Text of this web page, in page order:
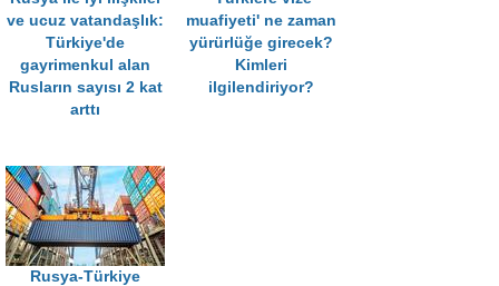
ve ucuz vatandaşlık:
Türkiye'de
gayrimenkul alan
Rusların sayısı 2 kat
arttı
muafiyeti' ne zaman
yürürlüğe girecek?
Kimleri
ilgilendiriyor?
Rusya-Türkiye